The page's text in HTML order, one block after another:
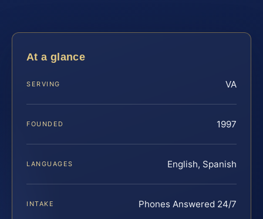
At a glance
SERVING VA
FOUNDED 1997
LANGUAGES English, Spanish
INTAKE Phones Answered 24/7